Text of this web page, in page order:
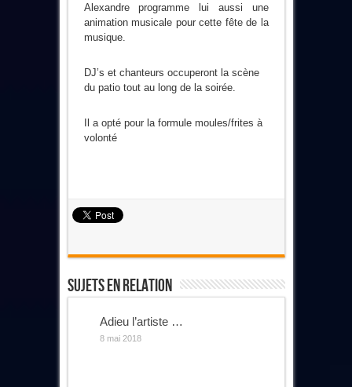
Alexandre programme lui aussi une
animation musicale pour cette fête de la
musique.
DJ’s et chanteurs occuperont la scène
du patio tout au long de la soirée.
Il a opté pour la formule moules/frites à
volonté
Sujets En Relation
Adieu l’artiste …
8 mai 2018